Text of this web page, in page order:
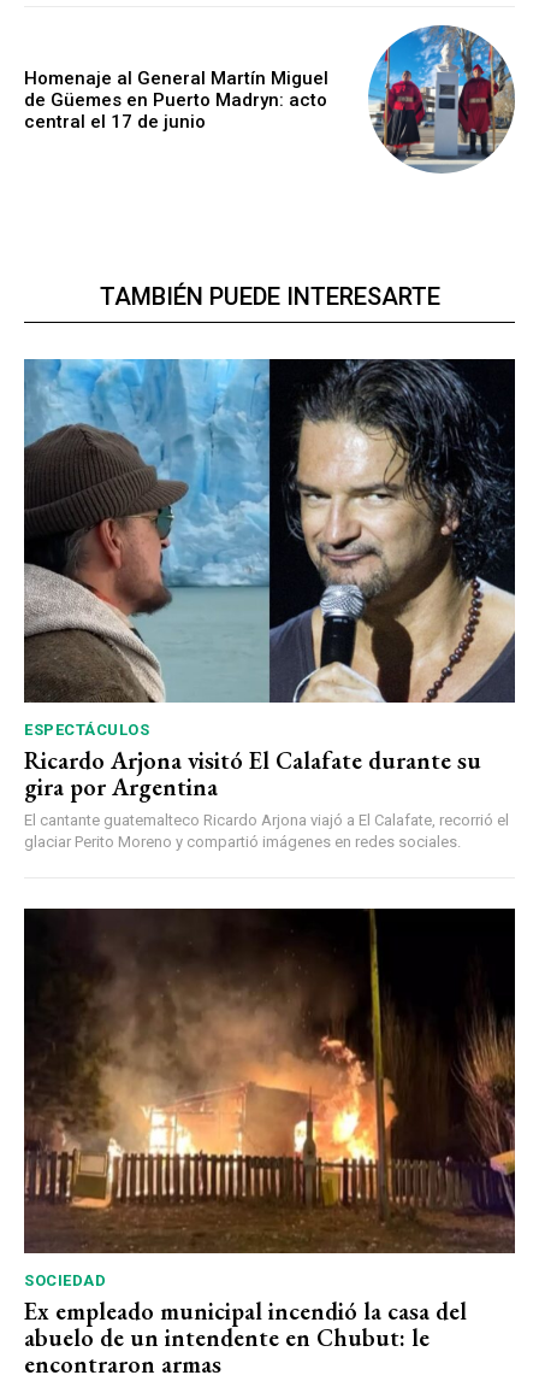
Homenaje al General Martín Miguel
de Güemes en Puerto Madryn: acto
central el 17 de junio
TAMBIÉN PUEDE INTERESARTE
ESPECTÁCULOS
Ricardo Arjona visitó El Calafate durante su
gira por Argentina
El cantante guatemalteco Ricardo Arjona viajó a El Calafate, recorrió el
glaciar Perito Moreno y compartió imágenes en redes sociales.
SOCIEDAD
Ex empleado municipal incendió la casa del
abuelo de un intendente en Chubut: le
encontraron armas